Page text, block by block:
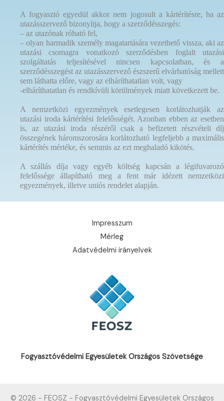
A fogyasztó egyedül akkor nem jogosult a kártérítésre, ha az
utazásszervező bizonyítja, hogy a szerződésszegés:
– az utazónak róható fel,
– olyan harmadik személy magatartására vezethető vissza, aki az
utazási csomagra vonatkozó szerződésben foglalt utazási
szolgáltatás teljesítésével nincsen kapcsolatban, és a
szerződésszegést az utazásszervező észszerű elvárhatóság mellett
sem láthatta előre, vagy az elháríthatatlan volt, vagy
-elháríthatatlan és rendkívüli körülmények miatt következett be.
A nemzetközi egyezmények esetlegesen korlátozhatják az
utazási iroda kártérítési felelősségét. Azonban ebben az esetben
is, az utazási iroda részéről csak a befizetett részvételi díj
összegének háromszorosára korlátozható legfeljebb a maximális
kártérítés mértéke, és semmis az ezt meghaladó kikötés.
A szállás díja vagy egyéb költség kapcsán a légifuvarozó
felelőssége állapítható meg a fent már idézett nemzetközi
egyezmények, illetve uniós rendelet alapján.
Impresszum
Mérleg
Adatvédelmi irányelvek
Fogyasztóvédelmi Egyesületek Országos Szövetsége
© 2026 - FEOSZ - Fogyasztóvédelmi Egyesületek Országos